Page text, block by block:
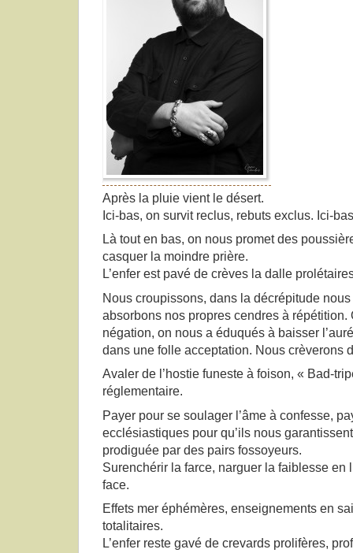
Après la pluie vient le désert.
Ici-bas, on survit reclus, rebuts exclus. Ici-
Là tout en bas, on nous promet des
casquer la moindre prière.
L’enfer est pavé de crèves la dalle
Nous croupissons, dans la décrépitude
absorbons nos propres cendres à
négation, on nous a éduqués à baisser
dans une folle acceptation. Nous crèverons
Avaler de l’hostie funeste à foison, « Bad-
réglementaire.
Payer pour se soulager l’âme à confesse,
ecclésiastiques pour qu’ils nous
prodiguée par des pairs fossoyeurs.
Surenchérir la farce, narguer la faiblesse en
face.
Effets mer éphémères, enseignements en
totalitaires.
L’enfer reste gavé de crevards prolifères,